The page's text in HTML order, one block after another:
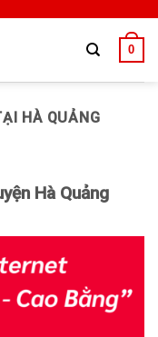
0
HÀ QUẢNG
Hà Quảng